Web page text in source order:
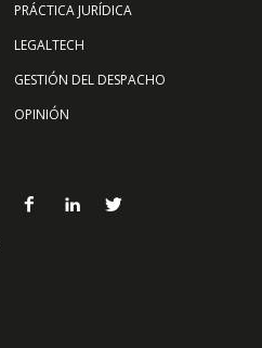
PRÁCTICA JURÍDICA
LEGALTECH
GESTIÓN DEL DESPACHO
OPINIÓN